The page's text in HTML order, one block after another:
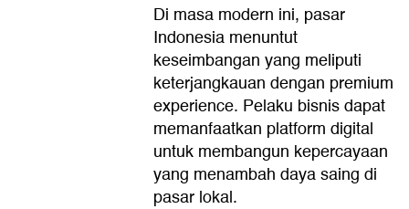
Di masa modern ini, pasar
Indonesia menuntut
keseimbangan yang meliputi
keterjangkauan dengan premium
experience. Pelaku bisnis dapat
memanfaatkan platform digital
untuk membangun kepercayaan
yang menambah daya saing di
pasar lokal.